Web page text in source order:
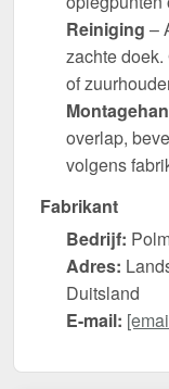
Reiniging –
zachte
of
overlap,
volgens
Fabrikant
Bedrijf:
Adres:
Duitsland
E-mail: